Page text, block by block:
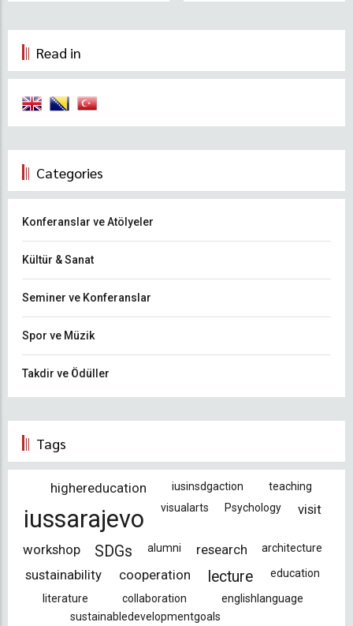
Read in
Categories
Konferanslar ve Atölyeler
Kültür & Sanat
Seminer ve Konferanslar
Spor ve Müzik
Takdir ve Ödüller
Tags
highereducation iusinsdgaction teaching
iussarajevo visualarts Psychology visit
workshop SDGs alumni research architecture
sustainability cooperation lecture
education
literature
collaboration
englishlanguage
sustainabledevelopmentgoals